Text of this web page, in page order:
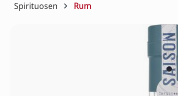
Spirituosen Rum